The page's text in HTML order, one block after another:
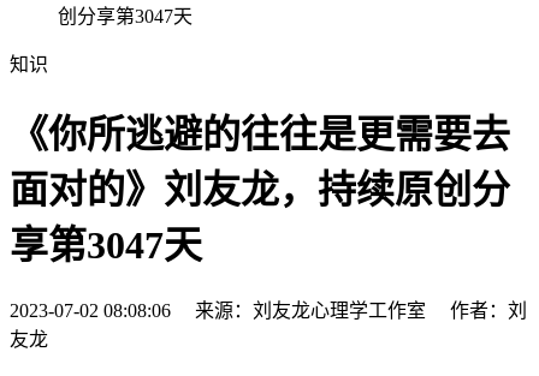
创分享第3047天
知识
《你所逃避的往往是更需要去
面对的》刘友龙，持续原创分
享第3047天
2023-07-02 08:08:06 来源：刘友龙心理学工作室 作者：刘
友龙